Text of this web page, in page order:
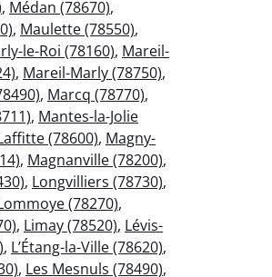
, Médan (78670),
, Maulette (78550),
le-Roi (78160), Mareil-
, Mareil-Marly (78750),
, Marcq (78770),
, Mantes-la-Jolie
(78600), Magny-
, Magnanville (78200),
, Longvilliers (78730),
(78270),
, Limay (78520), Lévis-
, L’Étang-la-Ville (78620),
, Les Mesnuls (78490),